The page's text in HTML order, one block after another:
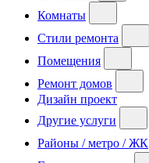
Комнаты
Стили ремонта
Помещения
Ремонт домов
Дизайн проект
Другие услуги
Районы / метро / ЖК